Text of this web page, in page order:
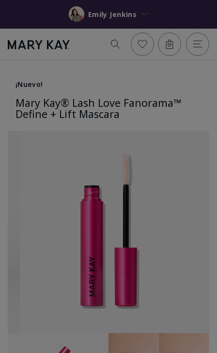
Emily Jenkins
¡Nuevo!
Mary Kay® Lash Love Fanorama™
Define + Lift Mascara